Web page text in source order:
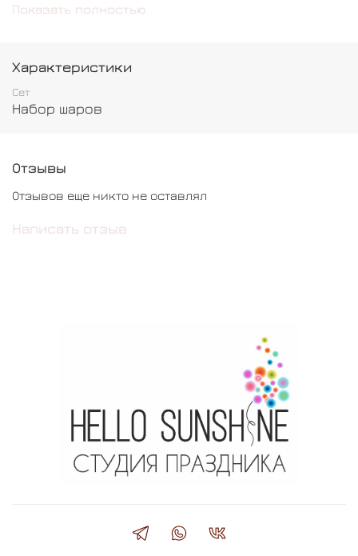
Показать полностью
Характеристики
Сет
Набор шаров
Отзывы
Отзывов еще никто не оставлял
Написать отзыв